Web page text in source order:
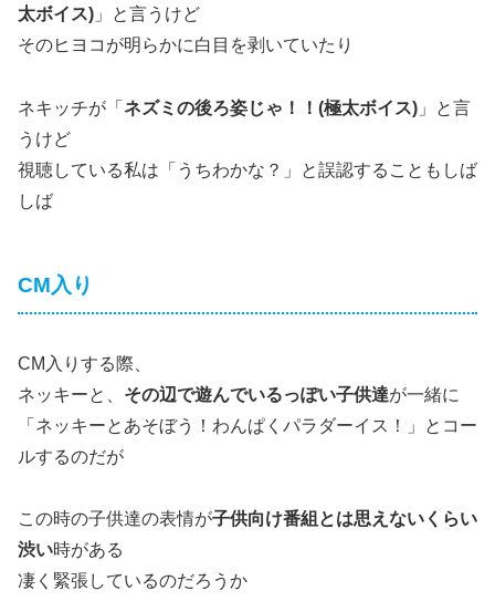
太ボイス) 」と言うけど
そのヒヨコが明らかに白目を剥いていたり
ネキッチが「 ネズミの後ろ姿じゃ！！(極太ボイス) 」と言
うけど
視聴している私は「うちわかな？」と誤認することもしば
しば
CM入り
CM入りする際、
ネッキーと、 その辺で遊んでいるっぽい子供達が一緒に
「ネッキーとあそぼう！わんぱくパラダーイス！」とコー
ルするのだが
この時の子供達の表情が子供向け番組とは思えないくらい
渋い時がある
凄く緊張しているのだろうか